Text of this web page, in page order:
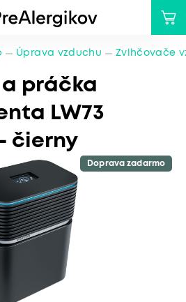
Úprava vzduchu Zvlhčovače
práčka
LW73
čierny
Doprava zadarmo